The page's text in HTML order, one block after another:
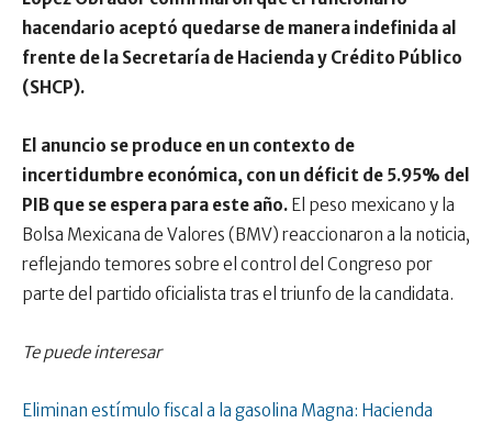
hacendario aceptó quedarse de manera indefinida al
frente de la Secretaría de Hacienda y Crédito Público
(SHCP).
El anuncio se produce en un contexto de
incertidumbre económica, con un déficit de 5.95% del
PIB que se espera para este año. El peso mexicano y la
Bolsa Mexicana de Valores (BMV) reaccionaron a la noticia,
reflejando temores sobre el control del Congreso por
parte del partido oficialista tras el triunfo de la candidata.
Te puede interesar
Eliminan estímulo fiscal a la gasolina Magna: Hacienda